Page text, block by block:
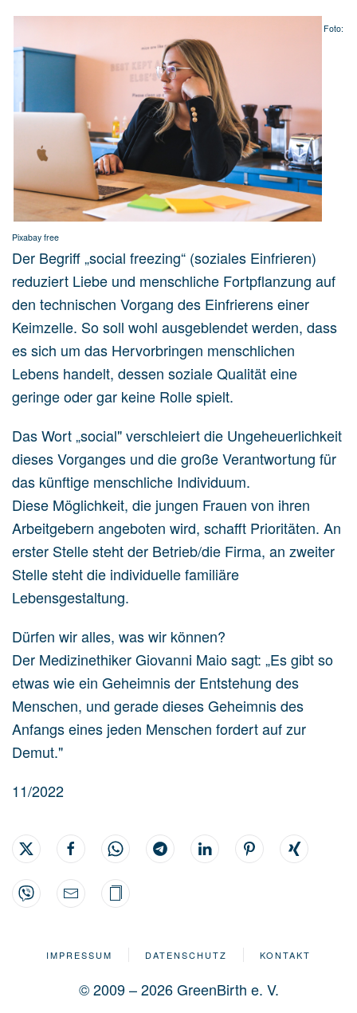
Foto:
Pixabay free
Der Begriff „social freezing“ (soziales Einfrieren)
reduziert Liebe und menschliche Fortpflanzung auf
den technischen Vorgang des Einfrierens einer
Keimzelle. So soll wohl ausgeblendet werden, dass
es sich um das Hervorbringen menschlichen
Lebens handelt, dessen soziale Qualität eine
geringe oder gar keine Rolle spielt.
Das Wort „social" verschleiert die Ungeheuerlichkeit
dieses Vorganges und die große Verantwortung für
das künftige menschliche Individuum.
Diese Möglichkeit, die jungen Frauen von ihren
Arbeitgebern angeboten wird, schafft Prioritäten. An
erster Stelle steht der Betrieb/die Firma, an zweiter
Stelle steht die individuelle familiäre
Lebensgestaltung.
Dürfen wir alles, was wir können?
Der Medizinethiker Giovanni Maio sagt: „Es gibt so
etwas wie ein Geheimnis der Entstehung des
Menschen, und gerade dieses Geheimnis des
Anfangs eines jeden Menschen fordert auf zur
Demut."
11/2022
IMPRESSUM DATENSCHUTZ KONTAKT
© 2009 – 2026 GreenBirth e. V.